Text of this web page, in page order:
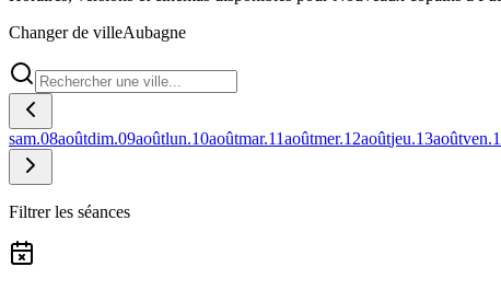
Changer de villeAubagne
sam.08aoûtdim.09aoûtlun.10aoûtmar.11aoûtmer.12aoûtjeu.13aoûtven.
Filtrer les séances